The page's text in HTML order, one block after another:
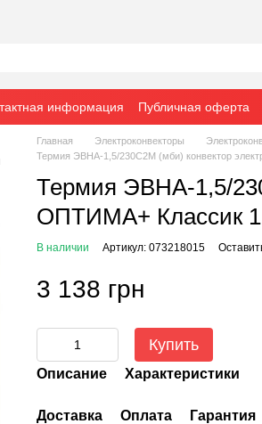
информация Публичная оферта
Главная Электроконвекторы
Термия ЭВНА-1,5/230С2М (мби) конвектор
Термия ЭВНА-1,5/
ОПТИМА+ Классик
В наличии Артикул: 073218015
3 138 грн
Купить
Описание Характеристики
Доставка Оплата Гарантия